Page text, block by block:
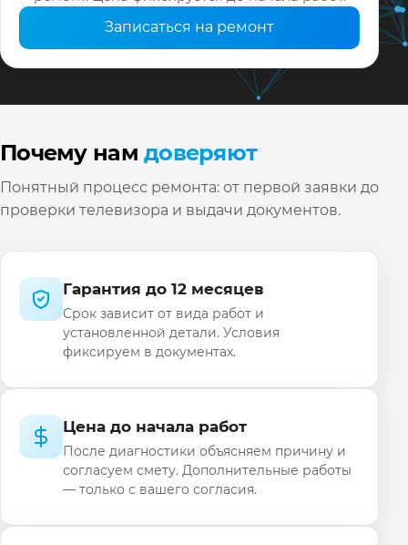
Записаться на ремонт
Почему намдоверяют
Понятный процесс ремонта: от первой заявки до
проверки телевизора и выдачи документов.
Гарантия до 12 месяцев
Срок зависит от вида работ и
установленной детали. Условия
фиксируем в документах.
Цена до начала работ
После диагностики объясняем причину и
согласуем смету. Дополнительные работы
— только с вашего согласия.